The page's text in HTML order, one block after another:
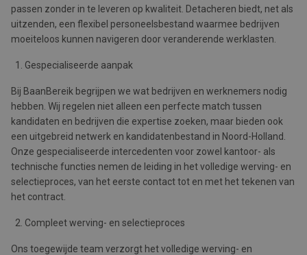
passen zonder in te leveren op kwaliteit. Detacheren biedt, net als
uitzenden, een flexibel personeelsbestand waarmee bedrijven
moeiteloos kunnen navigeren door veranderende werklasten.
Gespecialiseerde aanpak
Bij BaanBereik begrijpen we wat bedrijven en werknemers nodig
hebben. Wij regelen niet alleen een perfecte match tussen
kandidaten en bedrijven die expertise zoeken, maar bieden ook
een uitgebreid netwerk en kandidatenbestand in Noord-Holland.
Onze gespecialiseerde intercedenten voor zowel kantoor- als
technische functies nemen de leiding in het volledige werving- en
selectieproces, van het eerste contact tot en met het tekenen van
het contract.
Compleet werving- en selectieproces
Ons toegewijde team verzorgt het volledige werving- en